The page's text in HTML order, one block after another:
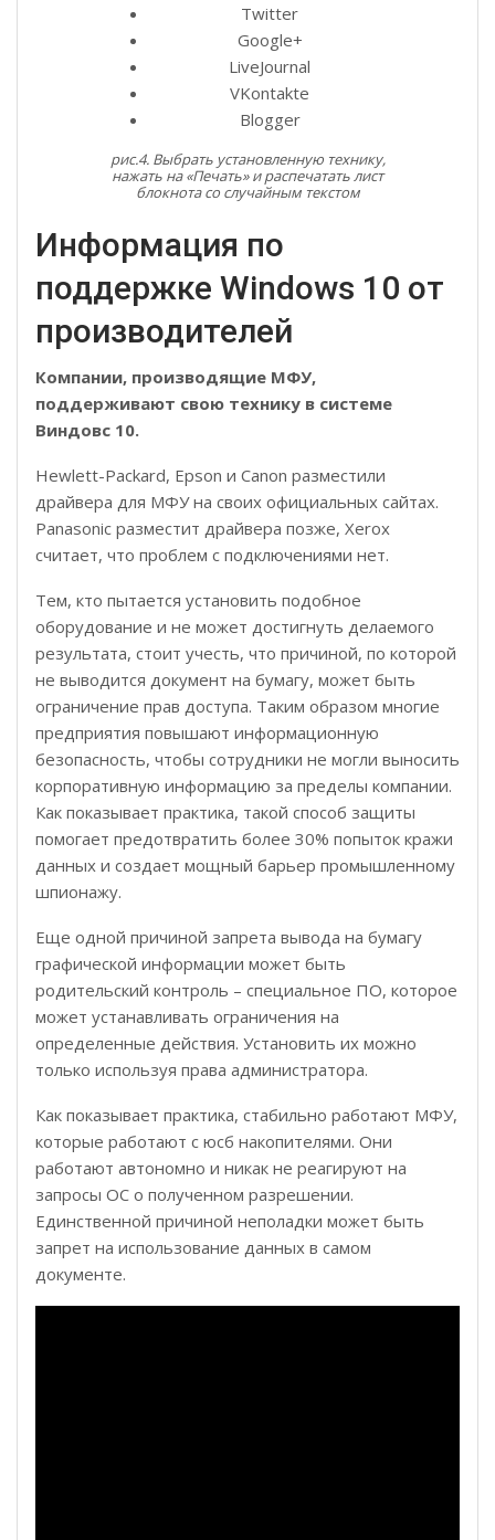
Twitter
Google+
LiveJournal
VKontakte
Blogger
рис.4. Выбрать установленную технику,
нажать на «Печать» и распечатать лист
блокнота со случайным текстом
Информация по
поддержке Windows 10 от
производителей
Компании, производящие МФУ,
поддерживают свою технику в системе
Виндовс 10.
Hewlett-Packard, Epson и Canon разместили
драйвера для МФУ на своих официальных сайтах.
Panasonic разместит драйвера позже, Xerox
считает, что проблем с подключениями нет.
Тем, кто пытается установить подобное
оборудование и не может достигнуть делаемого
результата, стоит учесть, что причиной, по которой
не выводится документ на бумагу, может быть
ограничение прав доступа. Таким образом многие
предприятия повышают информационную
безопасность, чтобы сотрудники не могли выносить
корпоративную информацию за пределы компании.
Как показывает практика, такой способ защиты
помогает предотвратить более 30% попыток кражи
данных и создает мощный барьер промышленному
шпионажу.
Еще одной причиной запрета вывода на бумагу
графической информации может быть
родительский контроль – специальное ПО, которое
может устанавливать ограничения на
определенные действия. Установить их можно
только используя права администратора.
Как показывает практика, стабильно работают МФУ,
которые работают с юсб накопителями. Они
работают автономно и никак не реагируют на
запросы ОС о полученном разрешении.
Единственной причиной неполадки может быть
запрет на использование данных в самом
документе.